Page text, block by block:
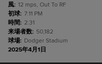
風: 12 mps, Out To RF
初球: 7:11 PM
時間: 2:31
来場者数: 50,182
球場: Dodger Stadium
2025年4月1日